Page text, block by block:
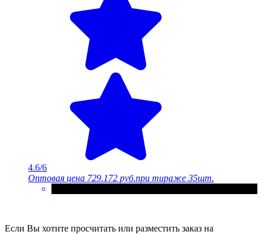
4.6/6
Оптовая цена 729.172 руб.при тираже 35шт.
Если Вы хотите просчитать или разместить заказ на